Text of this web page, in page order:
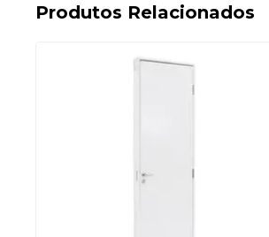
Produtos Relacionados